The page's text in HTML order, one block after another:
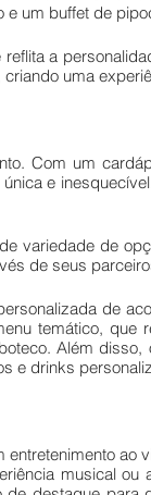
um buffet de
a
uma
Com um
e
variedade de
de seus
de
temático, que
Além
e drinks
ao
musical ou